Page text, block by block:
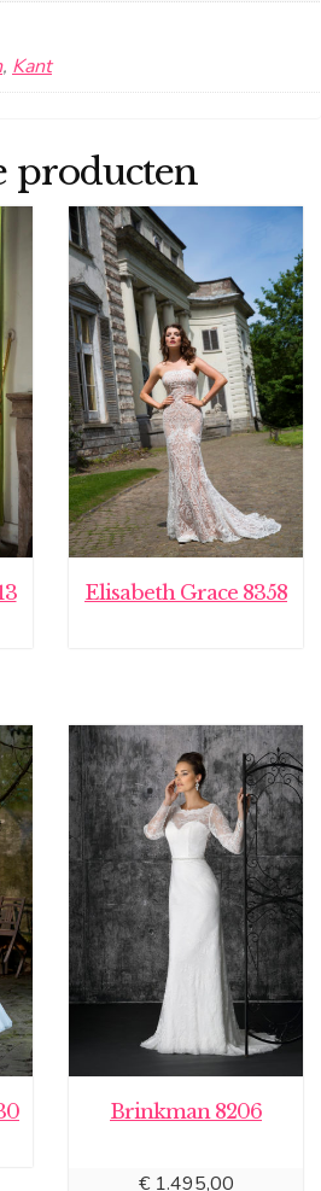
, Kant
producten
Elisabeth Grace 8358
Brinkman 8206
€1.495,00